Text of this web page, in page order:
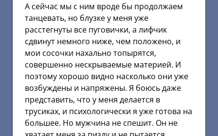
А сейчас мы с ним вроде бы продолжаем
танцевать, но блузке у меня уже
расстегнуты все пуговички, а лифчик
сдвинут немного ниже, чем положено, и
мои сосочки нахально топырятся,
совершенно нескрываемые материей. И
поэтому хорошо видно насколько они уже
возбуждены и напряжены. Я боюсь даже
представить, что у меня делается в
трусиках, и психологически я уже готова на
большее. Но мужчина не спешит. Он не